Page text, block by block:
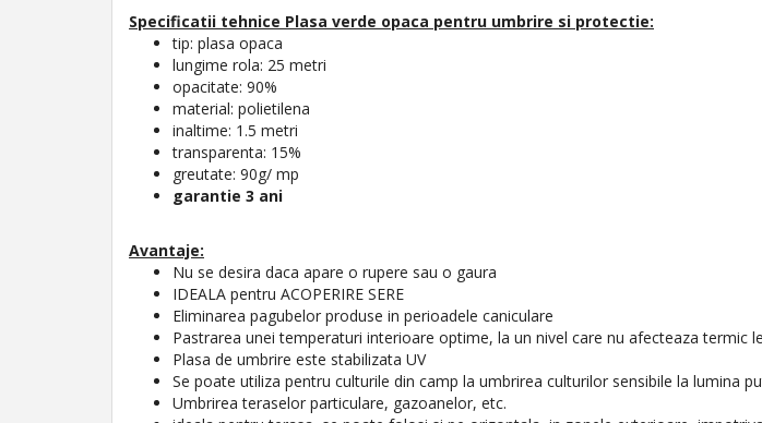
Specificatii tehnice Plasa verde opaca pentru umbrire si protectie:
tip: plasa opaca
lungime rola: 25 metri
opacitate: 90%
material: polietilena
inaltime: 1.5 metri
transparenta: 15%
greutate: 90g/ mp
garantie 3 ani
Avantaje:
Nu se desira daca apare o rupere sau o gaura
IDEALA pentru ACOPERIRE SERE
Eliminarea pagubelor produse in perioadele caniculare
Pastrarea unei temperaturi interioare optime, la un nivel care nu afecteaza termic
Plasa de umbrire este stabilizata UV
Se poate utiliza pentru culturile din camp la umbrirea culturilor sensibile la lumina
Umbrirea teraselor particulare, gazoanelor, etc.